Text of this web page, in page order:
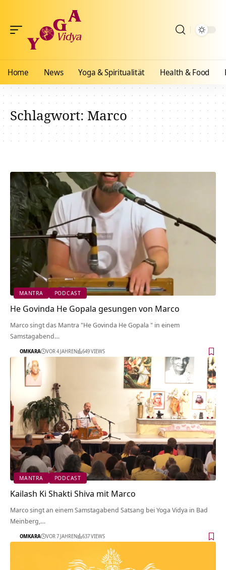
Home News Yoga & Spiritualität Health & Food
Schlagwort:Marco
MANTRA PODCAST
He Govinda He Gopala gesungen von Marco
Marco singt das Mantra "He Govinda He Gopala " in einem
Samstagabend…
OMKARA VOR 4 JAHREN 649 VIEWS
MANTRA PODCAST
Kailash Ki Shakti Shiva mit Marco
Marco singt an einem Samstagabend Satsang bei Yoga Vidya in Bad
Meinberg,…
OMKARA VOR 7 JAHREN 637 VIEWS